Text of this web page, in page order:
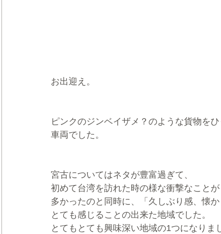
お出迎え。
ピンクのジンベイザメ？のような貨物を
車両でした。
宮古についてはネタが豊富過ぎて、
初めて台湾を訪れた時の様な衝撃なことが
多かったのと同時に、「久しぶり感、懐
とても感じることの出来た地域でした。
とてもとても興味深い地域の1つになりま